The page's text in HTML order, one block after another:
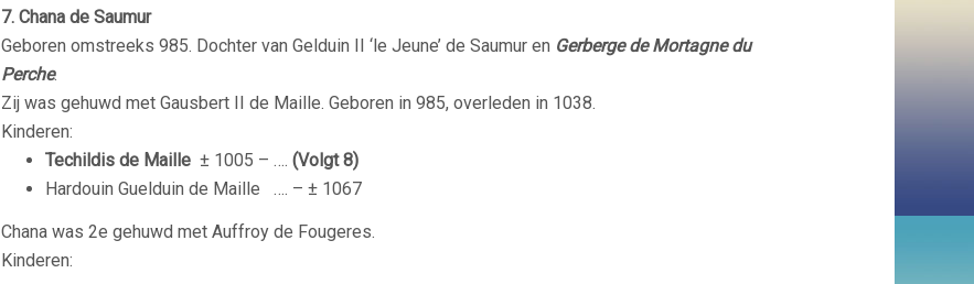
7. Chana de Saumur
Geboren omstreeks 985. Dochter van Gelduin II ‘le Jeune’ de Saumur en Gerberge de Mortagne du
Perche.
Zij was gehuwd met Gausbert II de Maille. Geboren in 985, overleden in 1038.
Kinderen:
Techildis de Maille ± 1005 – …. (Volgt 8)
Hardouin Guelduin de Maille …. – ± 1067
Chana was 2e gehuwd met Auffroy de Fougeres.
Kinderen: